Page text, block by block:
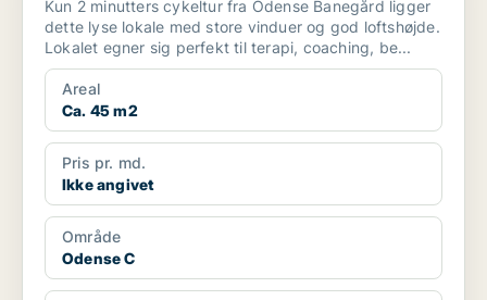
Kun 2 minutters cykeltur fra Odense Banegård ligger
dette lyse lokale med store vinduer og god loftshøjde.
Lokalet egner sig perfekt til terapi, coaching, be...
Areal
Ca. 45 m2
Pris pr. md.
Ikke angivet
Område
Odense C